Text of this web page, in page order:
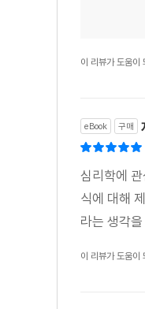
이 리뷰가 도움이
eBook 구매
심리학에
식에 대해
라는 생각
이 리뷰가 도움이